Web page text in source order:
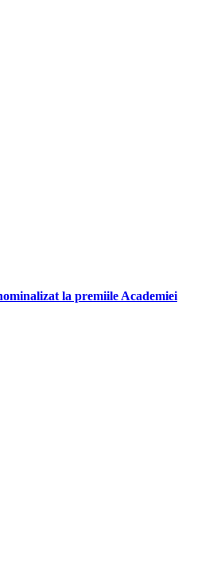
la premiile Academiei